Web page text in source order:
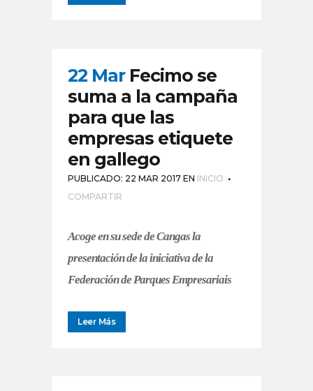
22 Mar Fecimo se
suma a la campaña
para que las
empresas etiquete
en gallego
PUBLICADO: 22 MAR 2017 EN INICIO
COMPARTIR
Acoge en su sede de Cangas la
presentación de la iniciativa de la
Federación de Parques Empresariais
Leer Más